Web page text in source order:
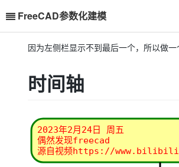
FreeCAD参数化建模
因为左侧栏显示不到最后一个，所以做一
时间轴
2023年2月24日 周五
偶然发现freecad
源自视频https://